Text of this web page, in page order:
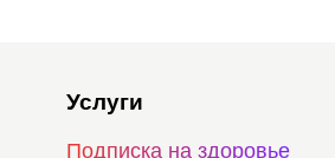
Услуги
Подписка на здоровье